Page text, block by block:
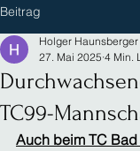
Beitrag
TC99-
Holger Haunsberger
27. Mai 2025 4 Min.
Auch beim TC